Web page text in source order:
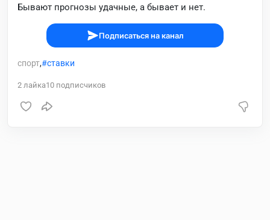
Бывают прогнозы удачные, а бывает и нет.
Подписаться на канал
спорт, ставки
2 лайка10 подписчиков